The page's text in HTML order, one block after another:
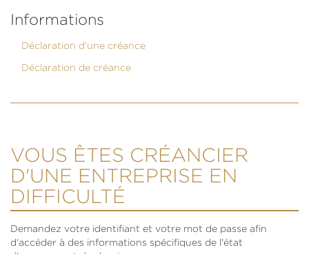
Informations
Déclaration d'une créance
Déclaration de créance
VOUS ÊTES CRÉANCIER
D'UNE ENTREPRISE EN
DIFFICULTÉ
Demandez votre identifiant et votre mot de passe afin
d'accéder à des informations spécifiques de l'état